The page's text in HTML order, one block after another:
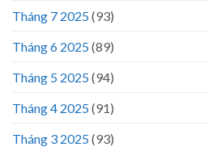
Tháng 7 2025(93)
Tháng 6 2025(89)
Tháng 5 2025(94)
Tháng 4 2025(91)
Tháng 3 2025(93)